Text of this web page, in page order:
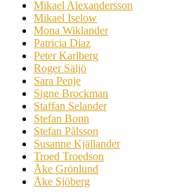
Mikael Alexandersson
Mikael Iselow
Mona Wiklander
Patricia Diaz
Peter Karlberg
Roger Säljö
Sara Penje
Signe Brockman
Staffan Selander
Stefan Bonn
Stefan Pålsson
Susanne Kjällander
Troed Troedson
Åke Grönlund
Åke Sjöberg